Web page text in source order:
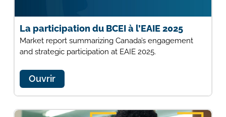
La participation du BCEI à l’EAIE 2025
Market report summarizing Canada’s engagement
and strategic participation at EAIE 2025.
Ouvrir